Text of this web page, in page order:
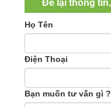
Để lại thông
Họ Tên
Điện Thoại
Bạn muốn tư vấn gì ?